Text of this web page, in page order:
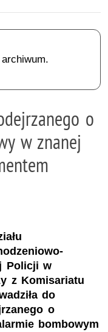
o
w znanej
Policji w
z Komisariatu
do
o
bombowym